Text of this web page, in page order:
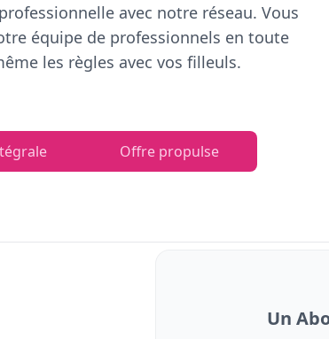
avec notre réseau. Vous
équipe de professionnels en toute
les règles avec vos filleuls.
Offre propulse
Un